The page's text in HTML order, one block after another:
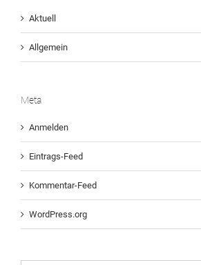
Aktuell
Allgemein
Meta
Anmelden
Eintrags-Feed
Kommentar-Feed
WordPress.org